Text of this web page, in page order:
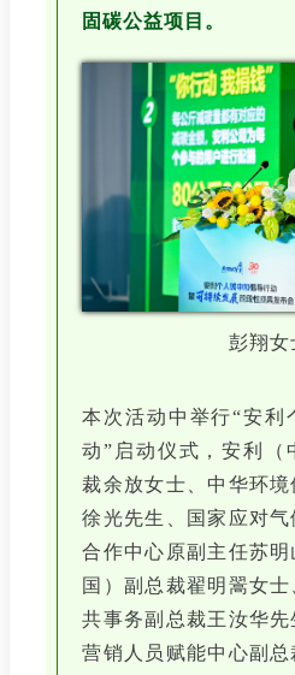
固碳公益项目。
彭翔女
本次活动中举行“安利
动”启动仪式，安利（
裁余放女士、中华环
徐光先生、国家应对
合作中心原副主任苏
国）副总裁翟明翯女
共事务副总裁王汝华先
营销人员赋能中心副